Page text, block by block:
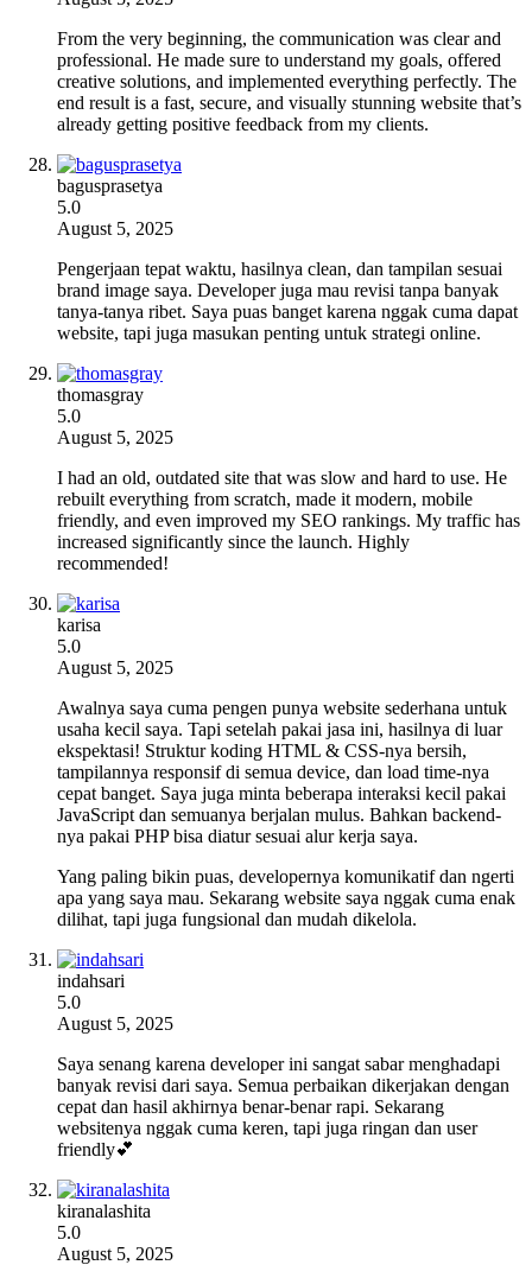
From the very beginning, the communication was clear and
professional. He made sure to understand my goals, offered
creative solutions, and implemented everything perfectly. The
end result is a fast, secure, and visually stunning website that’s
already getting positive feedback from my clients.
bagusprasetya
5.0
August 5, 2025
Pengerjaan tepat waktu, hasilnya clean, dan tampilan sesuai
brand image saya. Developer juga mau revisi tanpa banyak
tanya-tanya ribet. Saya puas banget karena nggak cuma dapat
website, tapi juga masukan penting untuk strategi online.
thomasgray
5.0
August 5, 2025
I had an old, outdated site that was slow and hard to use. He
rebuilt everything from scratch, made it modern, mobile
friendly, and even improved my SEO rankings. My traffic has
increased significantly since the launch. Highly
recommended!
karisa
5.0
August 5, 2025
Awalnya saya cuma pengen punya website sederhana untuk
usaha kecil saya. Tapi setelah pakai jasa ini, hasilnya di luar
ekspektasi! Struktur koding HTML & CSS-nya bersih,
tampilannya responsif di semua device, dan load time-nya
cepat banget. Saya juga minta beberapa interaksi kecil pakai
JavaScript dan semuanya berjalan mulus. Bahkan backend-
nya pakai PHP bisa diatur sesuai alur kerja saya.
Yang paling bikin puas, developernya komunikatif dan ngerti
apa yang saya mau. Sekarang website saya nggak cuma enak
dilihat, tapi juga fungsional dan mudah dikelola.
indahsari
5.0
August 5, 2025
Saya senang karena developer ini sangat sabar menghadapi
banyak revisi dari saya. Semua perbaikan dikerjakan dengan
cepat dan hasil akhirnya benar-benar rapi. Sekarang
websitenya nggak cuma keren, tapi juga ringan dan user
friendly💕
kiranalashita
5.0
August 5, 2025